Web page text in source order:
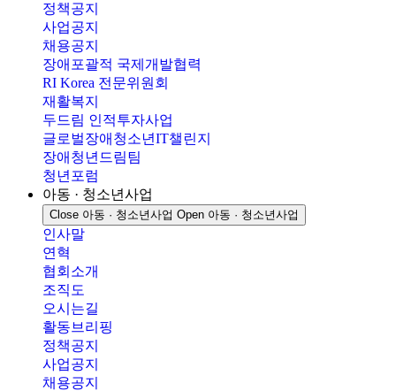
정책공지
사업공지
채용공지
장애포괄적 국제개발협력
RI Korea 전문위원회
재활복지
두드림 인적투자사업
글로벌장애청소년IT챌린지
장애청년드림팀
청년포럼
아동 · 청소년사업
Close 아동 · 청소년사업 Open 아동 · 청소년사업
인사말
연혁
협회소개
조직도
오시는길
활동브리핑
정책공지
사업공지
채용공지